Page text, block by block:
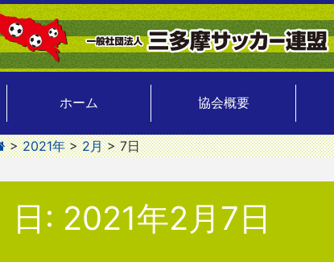
ホーム 協会概要
>2021年>2月>7日
日: 2021年2月7日